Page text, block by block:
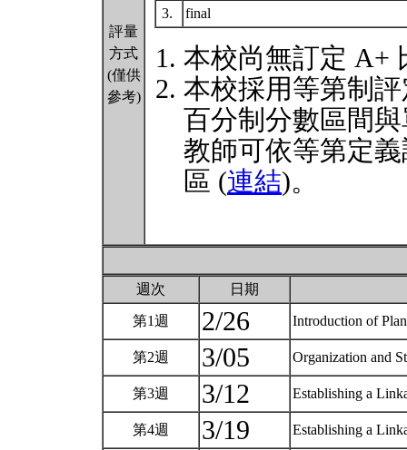
評量
方式
(僅供
參考)
3. final
本校尚無訂定 A+
本校採用等第制
百分制分數區間
教師可依等第定
區 (連結)。
週次 日期
第1週 2/26 Introduction of
第2週 3/05 Organization and
第3週 3/12 Establishing a
第4週 3/19 Establishing a